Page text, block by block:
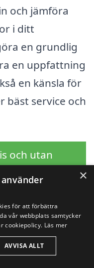
och jämföra
i ditt
en grundlig
en uppfattning
en känsla för
bäst service och
och utan
×
för att förbättra
vår webbplats samtycker
cookiepolicy. Läs mer
AVVISA ALLT